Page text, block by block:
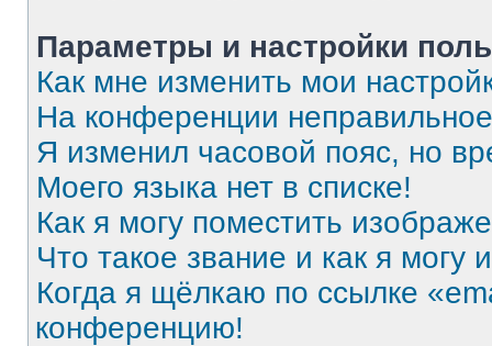
Параметры и настройки
Как мне изменить мои
На конференции
Я изменил часовой пояс, но
Моего языка нет в списке!
Как я могу поместить
Что такое звание и как я могу
Когда я щёлкаю по ссылке
конференцию!